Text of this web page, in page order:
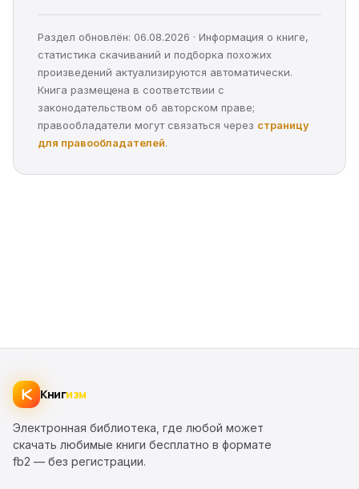
Раздел обновлён: 06.08.2026 · Информация о книге,
статистика скачиваний и подборка похожих
произведений актуализируются автоматически.
Книга размещена в соответствии с
законодательством об авторском праве;
правообладатели могут связаться через страницу
для правообладателей.
Книгизм
Электронная библиотека, где любой может
скачать любимые книги бесплатно в формате
fb2 — без регистрации.